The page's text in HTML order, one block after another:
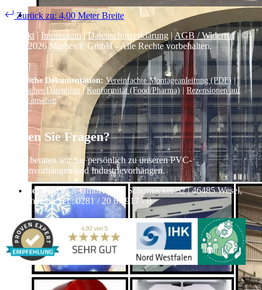
Zurück zu: 4,00 Meter Breite
Kontakt|Impressum |Datenschutzerklärung |AGB / Widerruf| ©
2026 Marbex® GmbH - Alle Rechte vorbehalten.
Technische Dokumentation: Vereinfachte Montageanleitung (PDF)|
Technisches Datenblatt |Konformität (Food/Pharma) | Rezensionen auf
Google ansehen
Haben Sie Fragen?
Gerne beraten wir Sie persönlich zu unseren PVC-
Streifenvorhängen und Industrievorhängen.
Adresse:Marbex® GmbH | Am Schornacker 52 | 46485 Wesel,
Deutschland | Tel.: 0281 / 20 67 917 - 0